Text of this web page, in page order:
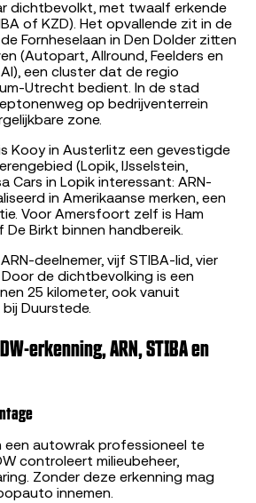
dichtbevolkt, met twaalf erkende
of KZD). Het opvallende zit in de
Fornheselaan in Den Dolder zitten
(Autopart, Allround, Feelders en
een cluster dat de regio
Utrecht bedient. In de stad
op bedrijventerrein
zone.
Kooy in Austerlitz een gevestigde
(Lopik, IJsselstein,
Cars in Lopik interessant: ARN-
in Amerikaanse merken, een
Voor Amersfoort zelf is Ham
Birkt binnen handbereik.
deelnemer, vijf STIBA-lid, vier
de dichtbevolking is een
25 kilometer, ook vanuit
Duurstede.
erkenning, ARN, STIBA en
een autowrak professioneel te
controleert milieubeheer,
Zonder deze erkenning mag
innemen.